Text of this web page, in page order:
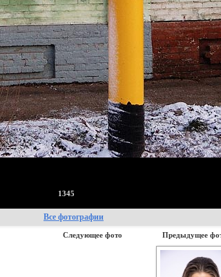
1345
Все фотографии
Следующее фото Предыдущее